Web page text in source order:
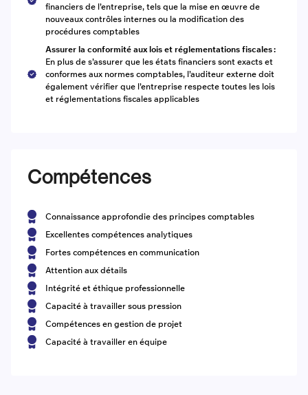
financiers de l’entreprise, tels que la mise en œuvre de
nouveaux contrôles internes ou la modification des
procédures comptables
Assurer la conformité aux lois et réglementations fiscales :
En plus de s’assurer que les états financiers sont exacts et
conformes aux normes comptables, l’auditeur externe doit
également vérifier que l’entreprise respecte toutes les lois
et réglementations fiscales applicables
Compétences
Connaissance approfondie des principes comptables
Excellentes compétences analytiques
Fortes compétences en communication
Attention aux détails
Intégrité et éthique professionnelle
Capacité à travailler sous pression
Compétences en gestion de projet
Capacité à travailler en équipe